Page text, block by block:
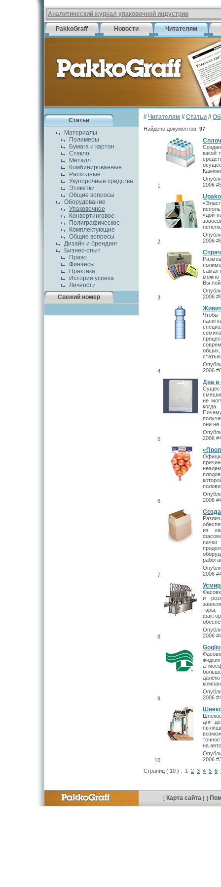
Аналитический журнал упаковочной индустрии
PakkoGraff Новости Читателям
Статьи
Материалы
Полимеры
Бумага и картон
Стекло
Металл
Комбинированные
Расходные
Укупорочные средства
Этикетки
Общие вопросы
Оборудование
Упаковочное
Конвертинговое
Полиграфическое
Комплектующие
Общие вопросы
Дизайн и брендинг
Бизнес-опыт
Право
Финансы
Практика
История успеха
Личности
Свежий номер
// Читателям // Статьи //
Найдено документов: 97
какой
2006
«дой-
2006
самая
можно
Вы
2006
Чтобы
2006
Два в
не
когда
они не
2006
2006
из
2006
и
тары,
2006
2006
для
на
2006
Страниц ( 10 ) :
1 2 3 4 5 6
[ Карта сайта ] [